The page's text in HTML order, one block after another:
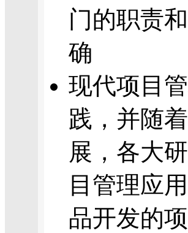
门的职责
确
现代项目
践，并随
展，各大
目管理应
品开发的